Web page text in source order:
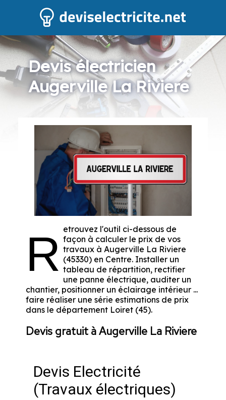
Devis électricien
Augerville La Riviere
R etrouvez l'outil ci-dessous de
façon à calculer le prix de vos
travaux à Augerville La Riviere
(45330) en Centre. Installer un
tableau de répartition, rectifier
une panne électrique, auditer un
chantier, positionner un éclairage intérieur ...
faire réaliser une série estimations de prix
dans le département Loiret (45).
Devis gratuit à Augerville La Riviere
Devis Electricité
(Travaux électriques)